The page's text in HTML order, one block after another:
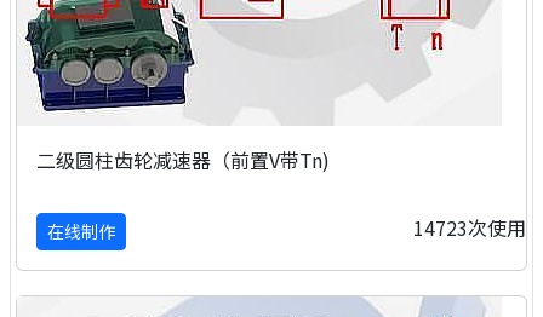
二级圆柱齿轮减速器（前置V带Tn)
在线制作 14723次使用